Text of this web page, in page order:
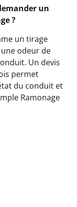
un
?
un tirage
odeur de
Un devis
permet
du conduit et
Ramonage